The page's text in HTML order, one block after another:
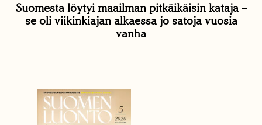
Suomesta löytyi maailman pitkäikäisin kataja –
se oli viikinkiajan alkaessa jo satoja vuosia
vanha